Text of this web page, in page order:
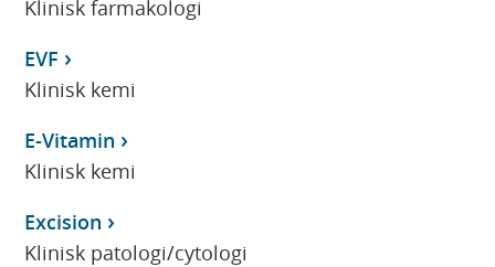
Klinisk farmakologi
EVF
Klinisk kemi
E-Vitamin
Klinisk kemi
Excision
Klinisk patologi/cytologi